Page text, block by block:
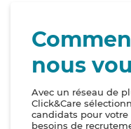
nous
Avec un réseau de
Click&Care
candidats pour
besoins de